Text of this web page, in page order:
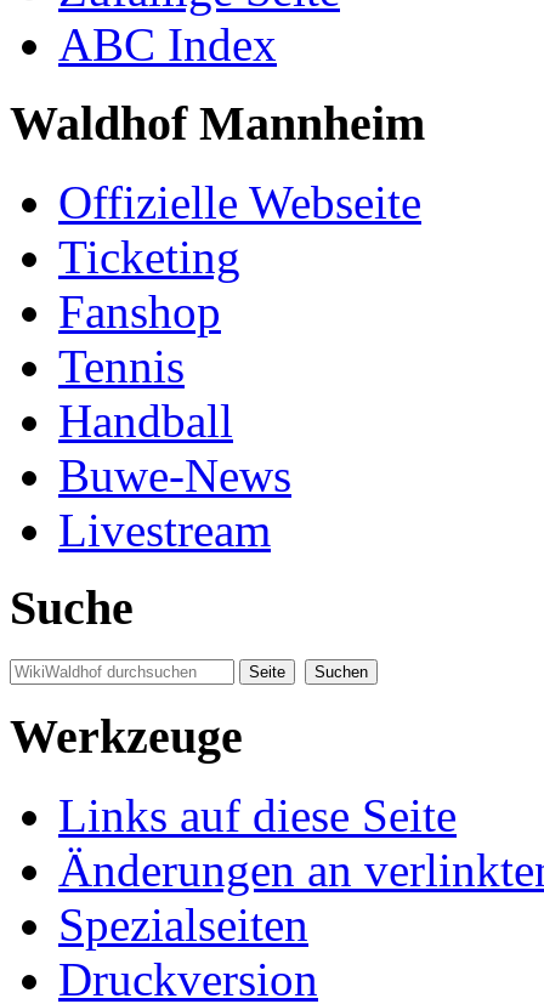
ABC Index
Waldhof Mannheim
Offizielle Webseite
Ticketing
Fanshop
Tennis
Handball
Buwe-News
Livestream
Suche
Werkzeuge
Links auf diese Seite
Änderungen an
Spezialseiten
Druckversion